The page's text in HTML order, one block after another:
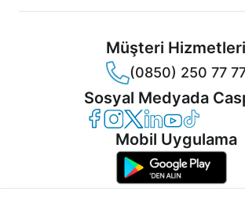
Müşteri Hizmetleri
(0850) 250 77
Sosyal Medyada
Casper Facebook
Casper Instagram
Casper Twitter
Casper LinkedIn
CasperCasper
Mobil Uygulama